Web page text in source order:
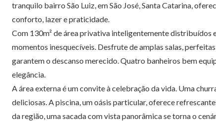
tranquilo bairro São Luiz, em São José, Santa Catarina,
conforto, lazer e praticidade.
Com 130m² de área privativa inteligentemente distribuídos
momentos inesquecíveis. Desfrute de amplas salas,
garantem o descanso merecido. Quatro banheiros bem
elegância.
A área externa é um convite à celebração da vida. Uma
deliciosas. A piscina, um oásis particular, oferece
da região, uma sacada com vista panorâmica se torna o